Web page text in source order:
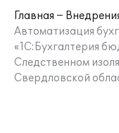
Главная
Автоматизация
«1С:Бухгалтерия
Следственном
Свердловской